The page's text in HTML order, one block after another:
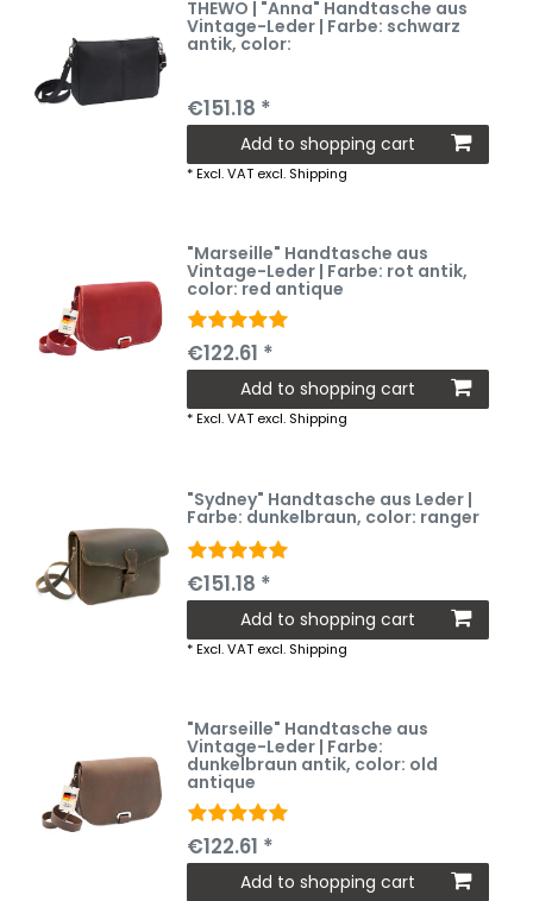
THEWO | "Anna" Handtasche aus
Vintage-Leder | Farbe: schwarz
antik, color:
€151.18 *
Add to shopping cart
*Excl. VAT excl. Shipping
"Marseille" Handtasche aus
Vintage-Leder | Farbe: rot antik,
color: red antique
€122.61 *
Add to shopping cart
*Excl. VAT excl. Shipping
"Sydney" Handtasche aus Leder |
Farbe: dunkelbraun, color: ranger
€151.18 *
Add to shopping cart
*Excl. VAT excl. Shipping
"Marseille" Handtasche aus
Vintage-Leder | Farbe:
dunkelbraun antik, color: old
antique
€122.61 *
Add to shopping cart